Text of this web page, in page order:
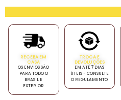
RECEBA EM
CASA
OS ENVIOS SÃO
PARA TODO O
BRASIL E
EXTERIOR
TROCA E
DEVOLUÇÕES
EM ATÉ 7 DIAS
ÚTEIS - CONSULTE
O REGULAMENTO